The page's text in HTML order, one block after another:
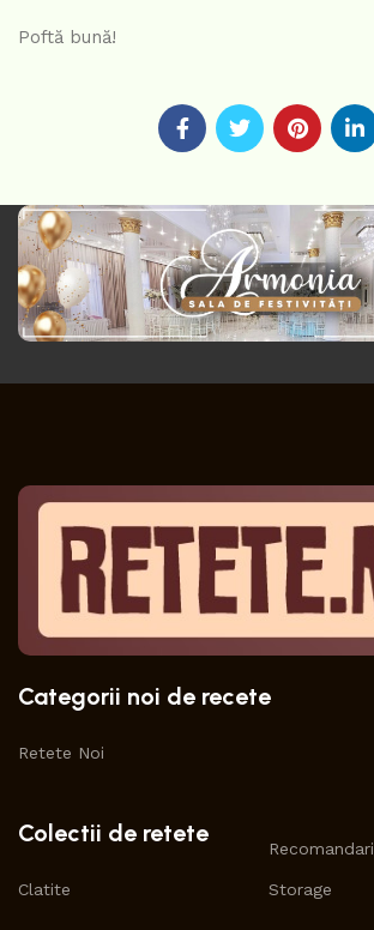
Poftă bună!
Categorii noi de recete
Retete Noi
Colectii de retete
Clatite
Recomandari
Storage